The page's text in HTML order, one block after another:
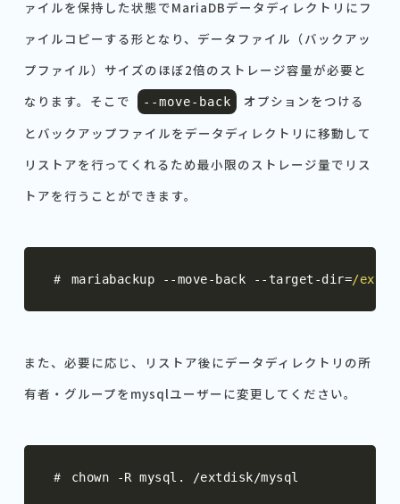
ァイルを保持した状態でMariaDBデータディレクトリにフ
ァイルコピーする形となり、データファイル（バックアッ
プファイル）サイズのほぼ2倍のストレージ容量が必要と
なります。そこで
--move- back
オプションをつける
とバックアップファイルをデータディレクトリに移動して
リストアを行ってくれるため最小限のストレージ量でリス
トアを行うことができます。
＃ mariabackup --move- back --target -dir=/
また、必要に応じ、リストア後にデータディレクトリの所
有者・グループをmysqlユーザーに変更してください。
＃ chown -R mysql . /extdisk/mysql